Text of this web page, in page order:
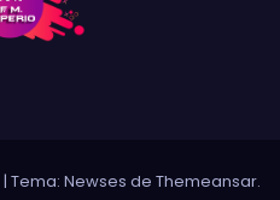
| Tema: Newses de Themeansar.